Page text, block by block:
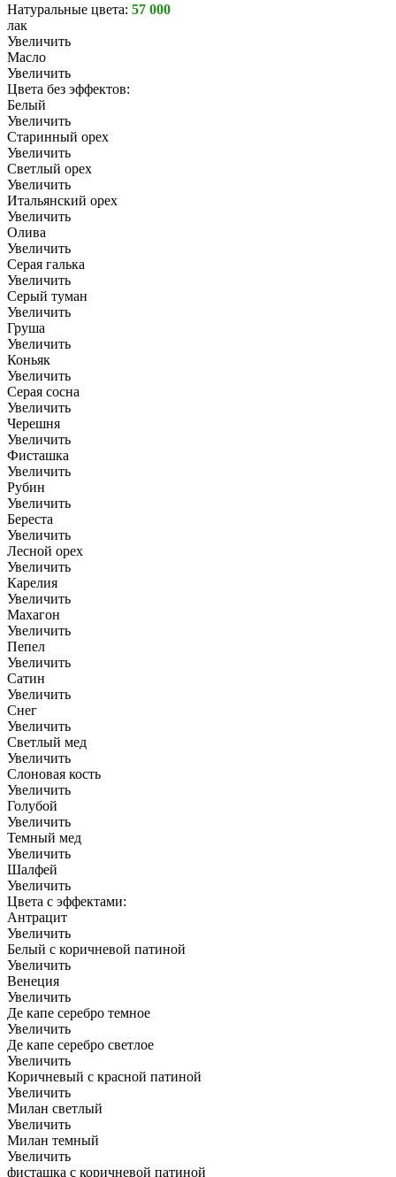
Натуральные цвета: 57 000
лак
Увеличить
Масло
Увеличить
Цвета без эффектов:
Белый
Увеличить
Старинный орех
Увеличить
Светлый орех
Увеличить
Итальянский орех
Увеличить
Олива
Увеличить
Серая галька
Увеличить
Серый туман
Увеличить
Груша
Увеличить
Коньяк
Увеличить
Серая сосна
Увеличить
Черешня
Увеличить
Фисташка
Увеличить
Рубин
Увеличить
Береста
Увеличить
Лесной орех
Увеличить
Карелия
Увеличить
Махагон
Увеличить
Пепел
Увеличить
Сатин
Увеличить
Снег
Увеличить
Светлый мед
Увеличить
Слоновая кость
Увеличить
Голубой
Увеличить
Темный мед
Увеличить
Шалфей
Увеличить
Цвета с эффектами:
Антрацит
Увеличить
Белый с коричневой патиной
Увеличить
Венеция
Увеличить
Де капе серебро темное
Увеличить
Де капе серебро светлое
Увеличить
Коричневый с красной патиной
Увеличить
Милан светлый
Увеличить
Милан темный
Увеличить
фисташка с коричневой патиной